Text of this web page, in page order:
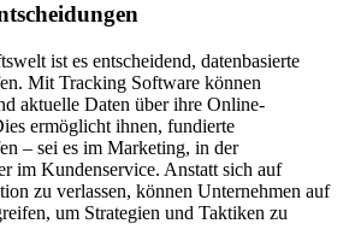
ist es entscheidend, datenbasierte
Mit Tracking Software können
aktuelle Daten über ihre Online-
ermöglicht ihnen, fundierte
– sei es im Marketing, in der
im Kundenservice. Anstatt sich auf
zu verlassen, können Unternehmen auf
um Strategien und Taktiken zu